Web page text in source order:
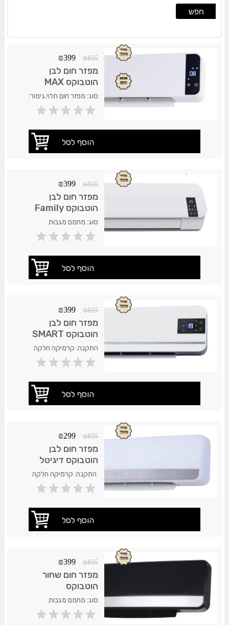
חפש
₪835
₪399
מפזר חום לבן
הוטבוקס MAX
סוג: מפזר חום תלוי.גימור:
לבן מבריק .התקנה:
קרמיקה חלקה שיש או כל
המוצר: 1 שנות אחריות על
חלודה. משלוח 35 ש"ח.עד
₪835
₪399
מפזר חום לבן
הוטבוקס Family
סוג: מחמם מגבות
תלוי.גימור: כרום מבריק
.חומר :נירוסטה .התקנה:
משטח חלק אחר.אחריות
המוצר: 2 שנות אחריות על
חלודה. משלוח 35 ש"ח.עד
₪835
₪399
מפזר חום לבן
הוטבוקס SMART
התקנה: קרמיקה חלקה
שיש או כל משטח חלק
אחר.אחריות המוצר: 2 שנות
35 ש"ח.עד 7 ימי עסקים.
₪835
₪299
מפזר חום לבן
הוטבוקס דיגיטל
התקנה: קרמיקה חלקה
שיש או כל משטח חלק
אחר.אחריות המוצר: 2 שנות
35 ש"ח.עד 7 ימי עסקים.
₪835
₪399
מפזר חום שחור
הוטבוקס
סוג: מחמם מגבות
תלוי.גימור: כרום מבריק
.חומר :נירוסטה .התקנה: